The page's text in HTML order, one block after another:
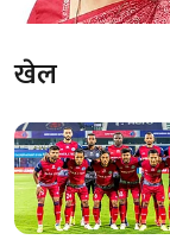
खेल